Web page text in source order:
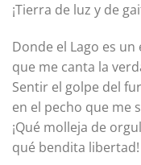
¡Tierra de luz y de
Donde el Lago es un
que me canta la
Sentir el golpe del
en el pecho que me
¡Qué molleja de
qué bendita libertad!